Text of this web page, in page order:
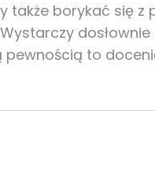
borykać się
pewnością to